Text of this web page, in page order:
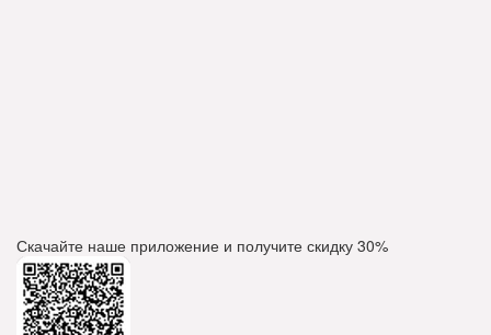
Скачайте наше приложение и получите скидку 30%